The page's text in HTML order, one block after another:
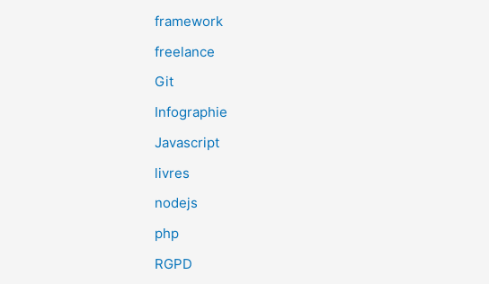
framework
freelance
Git
Infographie
Javascript
livres
nodejs
php
RGPD